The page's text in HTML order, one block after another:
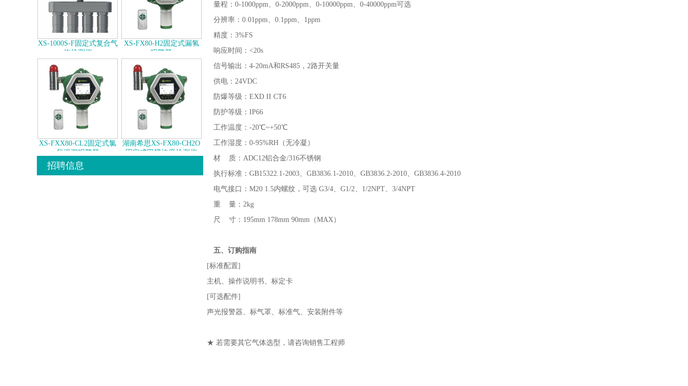
‌XS-1000S-F‌固定式复合气
体检测仪
XS-FX80-H2固定式漏氢
报警器
XS-FXX80-CL2固定式氯
气泄漏报警器
湖南希思XS-FX80-CH2O
固定式甲醛浓度检测仪
招聘信息
量程： 0-1000ppm、0-2000ppm、0-10000ppm、0-40000ppm可选
分辨率： 0.01ppm、 0.1ppm、 1ppm
精度： 3%FS
响应时间： <20s
信号输出： 4-20mA和RS485，2路开关量
供电： 24VDC
防爆等级： EXD II CT6
防护等级： IP66
工作温度： -20℃~+50℃
工作湿度： 0-95%RH（无冷凝）
材
质： ADC12铝合金/316不锈钢
执行标准：GB15322.1-2003、GB3836.1-2010、GB3836.2-2010、GB3836.4-2010
电气接口：M20 1.5内螺纹，可选 G3/4、G1/2、1/2NPT、3/4NPT
重
量： 2kg
尺
寸： 195mm 178mm 90mm（MAX）
五、订购指南
[标准配置]
主机、操作说明书、标定卡
[可选配件]
声光报警器、标气罩、标准气、安装附件等
★ 若需要其它气体选型，请咨询销售工程师